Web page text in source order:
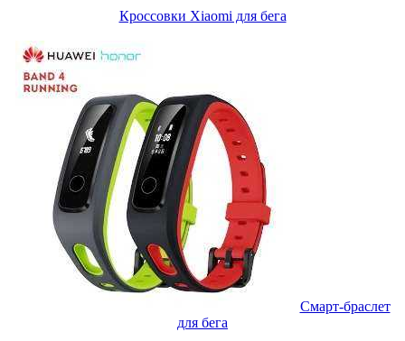
Кроссовки Xiaomi для бега
Смарт-браслет
для бега